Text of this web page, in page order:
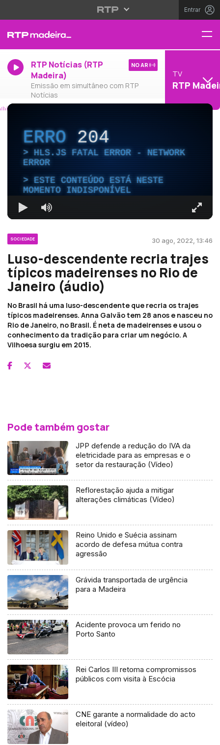
Entrar
RTP Notícias (RTP
Madeira)
Emissão em simultâneo com RTP
Notícias
NO AR
TV
RTP
ERRO204
HLS.JS FATAL ERROR - NETWORK
ERROR
ESTE CONTEÚDO ESTÁ NESTE
MOMENTO INDISPONÍVEL
SOCIEDADE 30 ago, 2022, 13:46
Luso-descendente recria trajes
típicos madeirenses no Rio de
Janeiro (áudio)
No Brasil há uma luso-descendente que recria os trajes
típicos madeirenses. Anna Galvão tem 28 anos e nasceu no
Rio de Janeiro, no Brasil. É neta de madeirenses e usou o
conhecimento da tradição para criar um negócio. A
Vilhoesa surgiu em 2015.
Pode também gostar
JPP defende a redução do IVA da
eletricidade para as empresas e o
setor da restauração (Vídeo)
Reflorestação ajuda a mitigar
alterações climáticas (Vídeo)
Reino Unido e Suécia assinam
acordo de defesa mútua contra
agressão
Grávida transportada de urgência
para a Madeira
Acidente provoca um ferido no
Porto Santo
Rei Carlos III retoma compromissos
públicos com visita à Escócia
CNE garante a normalidade do acto
eleitoral (vídeo)